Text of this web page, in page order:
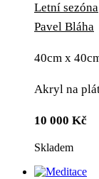
Letní sezóna
Pavel Bláha
40cm x
Akryl na
10 000 Kč
Skladem